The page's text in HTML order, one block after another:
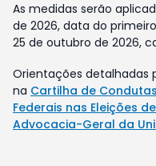
As medidas serão
de 2026, data do
25 de outubro de 2026,
Orientações detalhadas
na Cartilha de
Federais nas Eleições
Advocacia-Geral da